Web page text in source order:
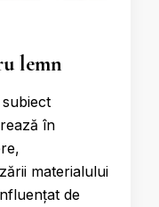
lemn
în
materialului
de